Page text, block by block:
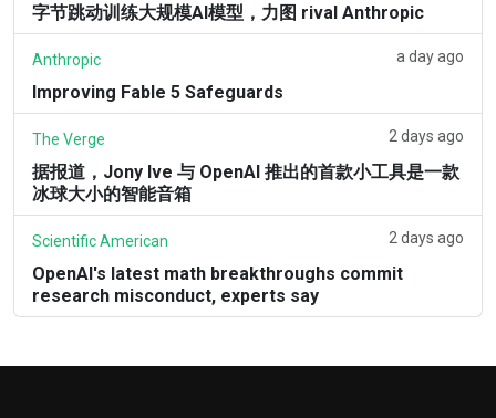
字节跳动训练大规模AI模型，力图 rival Anthropic
Anthropic a day ago
Improving Fable 5 Safeguards
The Verge 2 days ago
据报道，Jony Ive 与 OpenAI 推出的首款小工具是一款
冰球大小的智能音箱
Scientific American 2 days ago
OpenAI's latest math breakthroughs commit
research misconduct, experts say